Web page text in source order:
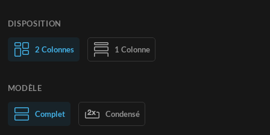
DISPOSITION
2 Colonnes 1 Colonne
Normal Large
MODÈLE
Complet Condensé